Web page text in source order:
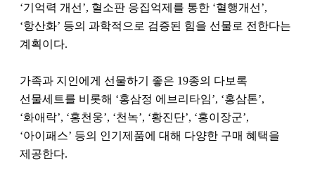
‘기억력 개선’, 혈소판 응집억제를 통한 ‘혈행개선’,
‘항산화’ 등의 과학적으로 검증된 힘을 선물로 전한다는
계획이다.
가족과 지인에게 선물하기 좋은 19종의 다보록
선물세트를 비롯해 ‘홍삼정 에브리타임’, ‘홍삼톤’,
‘화애락’, ‘홍천웅’, ‘천녹’, ‘황진단’, ‘홍이장군’,
‘아이패스’ 등의 인기제품에 대해 다양한 구매 혜택을
제공한다.